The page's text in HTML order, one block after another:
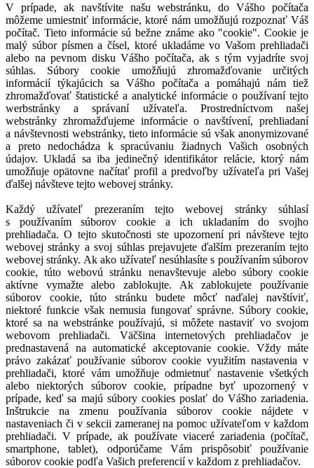
V prípade, ak navštívite našu webstránku, do Vášho počítača
môžeme umiestniť informácie, ktoré nám umožňujú rozpoznať Váš
počítač. Tieto informácie sú bežne známe ako "cookie". Cookie je
malý súbor písmen a čísel, ktoré ukladáme vo Vašom prehliadači
alebo na pevnom disku Vášho počítača, ak s tým vyjadríte svoj
súhlas. Súbory cookie umožňujú zhromažďovanie určitých
informácií týkajúcich sa Vášho počítača a pomáhajú nám tiež
zhromažďovať štatistické a analytické informácie o používaní tejto
werbstránky a správaní užívateľa. Prostredníctvom našej
webstránky zhromažďujeme informácie o navštívení, prehliadaní
a návštevnosti webstránky, tieto informácie sú však anonymizované
a preto nedochádza k spracúvaniu žiadnych Vašich osobných
údajov. Ukladá sa iba jedinečný identifikátor relácie, ktorý nám
umožňuje opätovne načítať profil a predvoľby užívateľa pri Vašej
ďalšej návšteve tejto webovej stránky.
Každý užívateľ prezeraním tejto webovej stránky súhlasí
s používaním súborov cookie a ich ukladaním do svojho
prehliadača. O tejto skutočnosti ste upozornení pri návšteve tejto
webovej stránky a svoj súhlas prejavujete ďalším prezeraním tejto
webovej stránky. Ak ako užívateľ nesúhlasíte s používaním súborov
cookie, túto webovú stránku nenavštevuje alebo súbory cookie
aktívne vymažte alebo zablokujte. Ak zablokujete používanie
súborov cookie, túto stránku budete môcť naďalej navštíviť,
niektoré funkcie však nemusia fungovať správne. Súbory cookie,
ktoré sa na webstránke používajú, si môžete nastaviť vo svojom
webovom prehliadači. Väčšina internetových prehliadačov je
prednastavená na automatické akceptovanie cookie. Vždy máte
právo zakázať používanie súborov cookie využitím nastavenia v
prehliadači, ktoré vám umožňuje odmietnuť nastavenie všetkých
alebo niektorých súborov cookie, prípadne byť upozornený v
prípade, keď sa majú súbory cookies poslať do Vášho zariadenia.
Inštrukcie na zmenu používania súborov cookie nájdete v
nastaveniach či v sekcii zameranej na pomoc užívateľom v každom
prehliadači. V prípade, ak používate viaceré zariadenia (počítač,
smartphone, tablet), odporúčame Vám prispôsobiť používanie
súborov cookie podľa Vašich preferencií v každom z prehliadačov.